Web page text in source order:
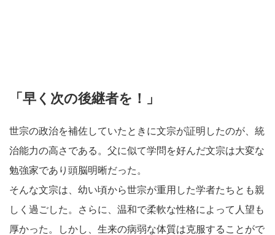
「早く次の後継者を！」
世宗の政治を補佐していたときに文宗が証明したのが、統
治能力の高さである。父に似て学問を好んだ文宗は大変な
勉強家であり頭脳明晰だった。
そんな文宗は、幼い頃から世宗が重用した学者たちとも親
しく過ごした。さらに、温和で柔軟な性格によって人望も
厚かった。しかし、生来の病弱な体質は克服することがで